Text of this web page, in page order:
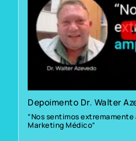
Depoimento Dr. Walter
“Nos sentimos extremamente
Marketing Médico”